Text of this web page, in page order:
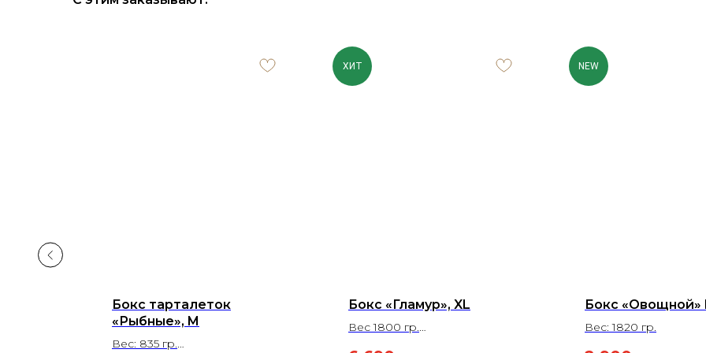
Бокс тарталеток
«Рыбные», M
Вес: 835 гр.
ХИТ
Бокс «Гламур», XL
Вес 1800 гр.
NEW
Бокс «Овощной»
Вес: 1820 гр.